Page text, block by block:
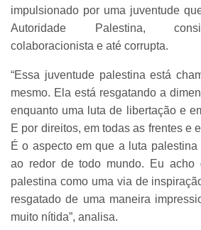
impulsionado por uma juventude
Autoridade Palestina,
colaboracionista e até corrupta.
“Essa juventude palestina está
mesmo. Ela está resgatando a
enquanto uma luta de libertação e
E por direitos, em todas as frentes e
É o aspecto em que a luta
ao redor de todo mundo. Eu
palestina como uma via de
resgatado de uma maneira
muito nítida”, analisa.